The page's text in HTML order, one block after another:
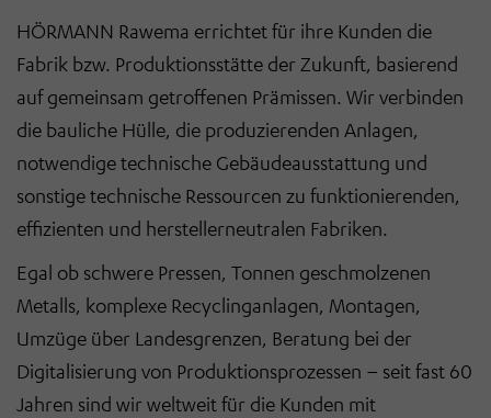
HÖRMANN Rawema errichtet für ihre Kunden die
Fabrik bzw. Produktionsstätte der Zukunft, basierend
auf gemeinsam getroffenen Prämissen. Wir verbinden
die bauliche Hülle, die produzierenden Anlagen,
notwendige technische Gebäudeausstattung und
sonstige technische Ressourcen zu funktionierenden,
effizienten und herstellerneutralen Fabriken.
Egal ob schwere Pressen, Tonnen geschmolzenen
Metalls, komplexe Recyclinganlagen, Montagen,
Umzüge über Landesgrenzen, Beratung bei der
Digitalisierung von Produktionsprozessen – seit fast 60
Jahren sind wir weltweit für die Kunden mit